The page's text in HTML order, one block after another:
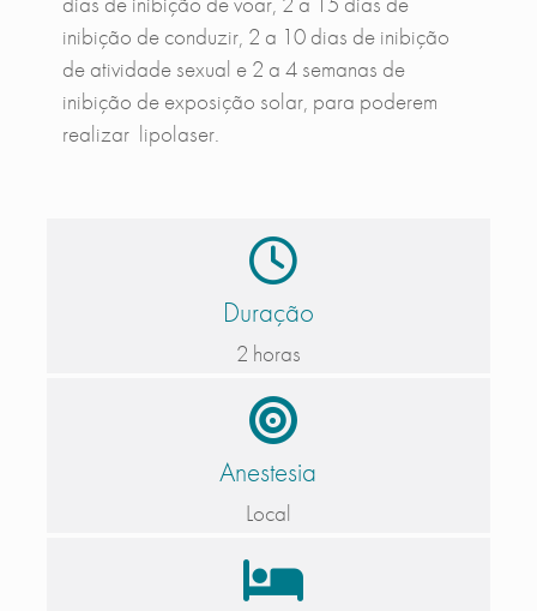
inibição de conduzir, 2 a 10 dias de inibição
de atividade sexual e 2 a 4 semanas de
inibição de exposição solar, para poderem
realizar lipolaser.
Duração
2 horas
Anestesia
Local